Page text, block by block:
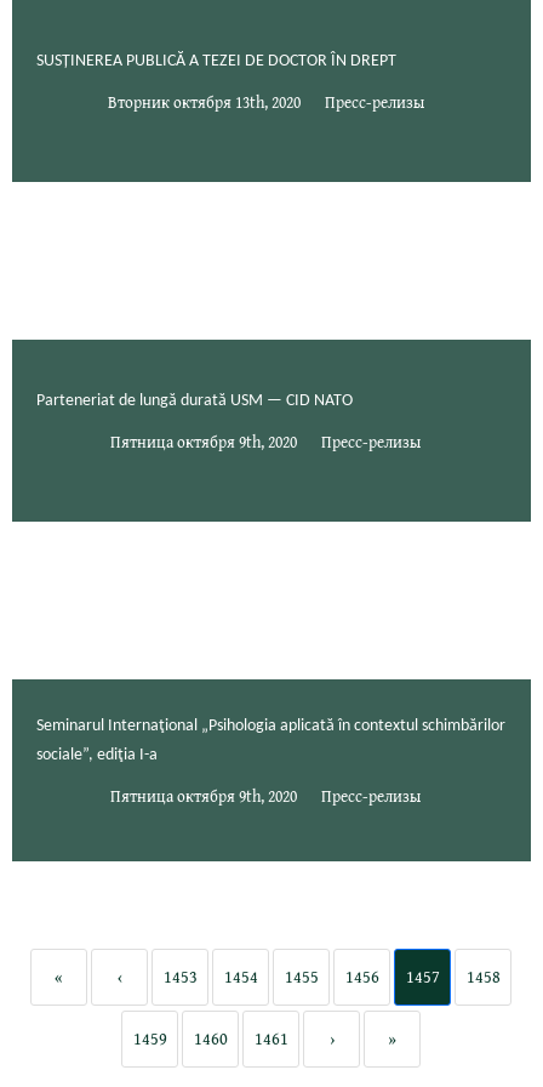
SUSȚINEREA PUBLICĂ A TEZEI DE DOCTOR ÎN DREPT
Вторник октября 13th, 2020 Пресс-релизы
Parteneriat de lungă durată USM — CID NATO
Пятница октября 9th, 2020 Пресс-релизы
Seminarul Internaţional „Psihologia aplicată în contextul schimbărilor
sociale”, ediţia I-a
Пятница октября 9th, 2020 Пресс-релизы
« ‹ 1453 1454 1455 1456 1457 1458
1459 1460 1461 › »